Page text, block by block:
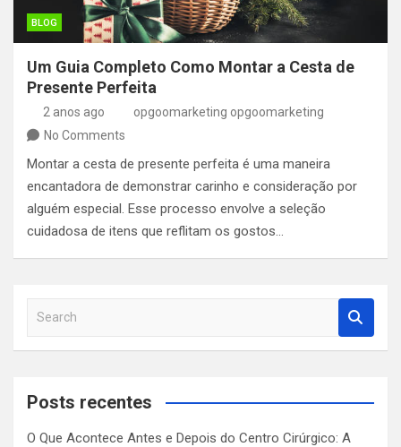
BLOG
Um Guia Completo Como Montar a Cesta de
Presente Perfeita
2 anos ago
opgoomarketing opgoomarketing
No Comments
Montar a cesta de presente perfeita é uma maneira
encantadora de demonstrar carinho e consideração por
alguém especial. Esse processo envolve a seleção
cuidadosa de itens que reflitam os gostos…
a
c
Posts recentes
O Que Acontece Antes e Depois do Centro Cirúrgico: A